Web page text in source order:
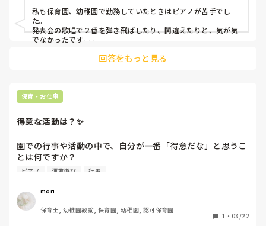
私も保育園、幼稚園で勤務していたときはピアノが苦手でし
た。
発表会の歌唱で２番を弾き飛ばしたり、間違えたりと、気が気
でなかったです…
私の場合は練習あるのみです。苦手な部分を何度も繰り返し練
中、本番だけパーフェクトで弾くことができた時は、神様に感
謝しつつも練習を積み重ねたからかなと思いました。
苦手なものを続けることはしんどいと思いますが、応援してい
回答をもっと見る
保育・お仕事
得意な活動は？✨
園での行事や活動の中で、自分が一番「得意だな」と思うこ
とは何ですか？
歌やダンスが得意、製作が好き、体を動かす遊びが得意…先
ちょっと自信につながるかもしれません🌼
歌やダンスが上手な先生憧れます✨
ピアノ 運動遊び 行事
mori
保育士, 幼稚園教諭, 保育園, 幼稚園, 認可保育園
1 ・ 08/22